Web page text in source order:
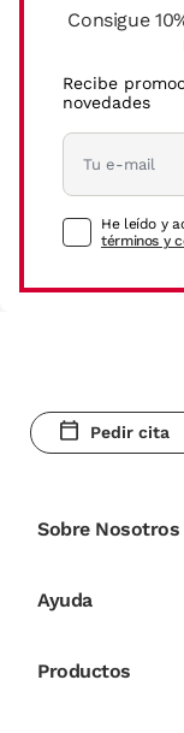
Consigue
Recibe
novedades
He leído y
términos y
Pedir cita
Sobre Nosotros
Ayuda
Productos